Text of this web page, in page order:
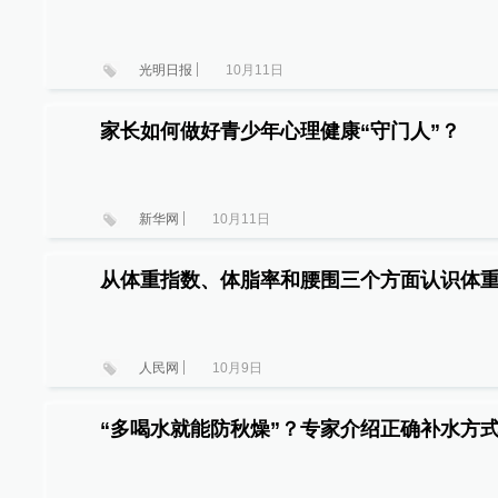
光明日报 10月11日
家长如何做好青少年心理健康“守门人”？
新华网 10月11日
从体重指数、体脂率和腰围三个方面认识体
人民网 10月9日
“多喝水就能防秋燥”？专家介绍正确补水方